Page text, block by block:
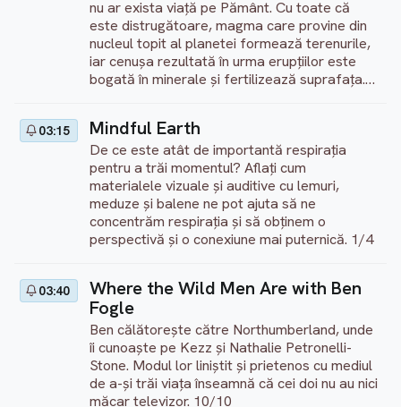
nu ar exista viață pe Pământ. Cu toate că
este distrugătoare, magma care provine din
nucleul topit al planetei formează terenurile,
iar cenușa rezultată în urma erupțiilor este
bogată în minerale și fertilizează suprafața.
03:15 Mindful Earth
De ce este atât de importantă respirația
pentru a trăi momentul? Aflați cum
materialele vizuale și auditive cu lemuri,
meduze și balene ne pot ajuta să ne
concentrăm respirația și să obținem o
perspectivă și o conexiune mai puternică. 1/4
03:40
Where the Wild Men Are with Ben
Fogle
Ben călătorește către Northumberland, unde
îi cunoaște pe Kezz și Nathalie Petronelli-
Stone. Modul lor liniștit și prietenos cu mediul
de a-și trăi viața înseamnă că cei doi nu au nici
măcar televizor. 10/10